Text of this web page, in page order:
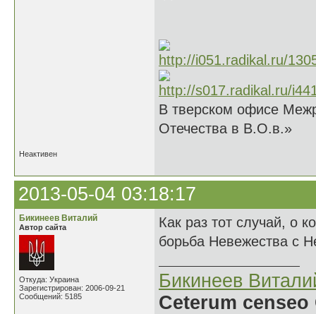
В тверском офисе
Отечества в В.О.в.»
Неактивен
2013-05-04 03:18:17
Бикинеев Виталий
Автор сайта
Откуда: Украина
Зарегистрирован: 2006-09-21
Сообщений: 5185
Как раз тот случай, о
борьба Невежества с
Бикинеев
Ceterum